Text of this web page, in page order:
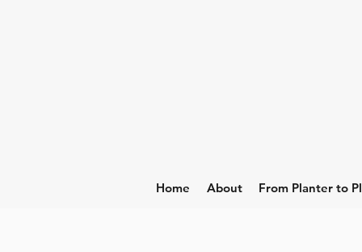
Home About From Planter to